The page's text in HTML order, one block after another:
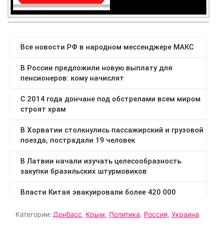
Категории: Донбасс, Крым, Политика, Россия, Украина